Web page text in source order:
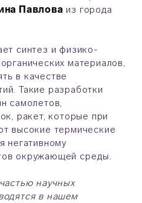
Павлова из города
синтез и физико-
материалов,
в качестве
Такие разработки
самолетов,
ракет, которые при
высокие термические
негативному
окружающей среды.
научных
в нашем